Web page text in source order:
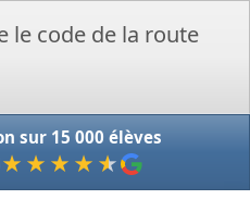
sur 15 000 élèves
★★★★ ★